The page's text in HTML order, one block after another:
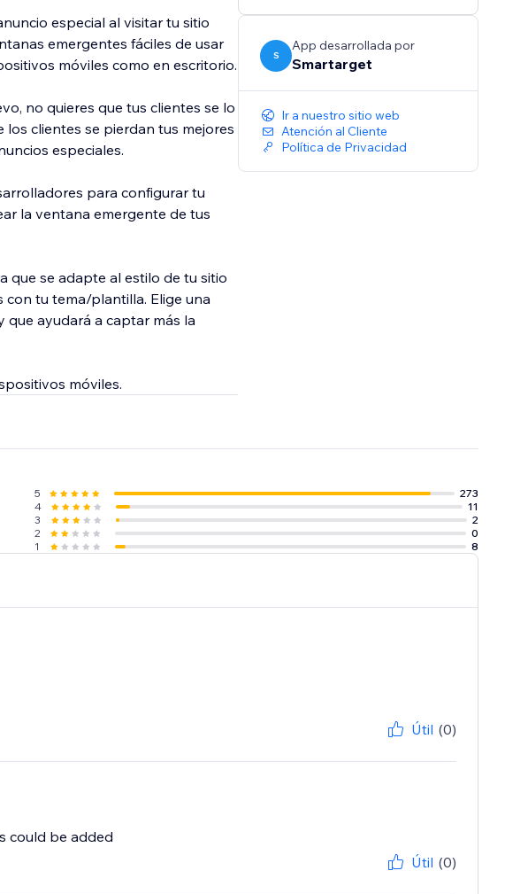
especial al visitar tu sitio
emergentes fáciles de usar
móviles como en escritorio.
no quieres que tus clientes se lo
los clientes se pierdan tus mejores
especiales.
para configurar tu
la ventana emergente de tus
que se adapte al estilo de tu sitio
tu tema/plantilla. Elige una
ayudará a captar más la
móviles.
S
App desarrollada por
Smartarget
Ir a nuestro sitio web
Atención al Cliente
Política de Privacidad
5
273
4
11
3
2
2
0
1
8
Útil (0)
could be added
Útil (0)